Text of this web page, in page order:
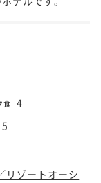
食 4
5
リゾートオーシ